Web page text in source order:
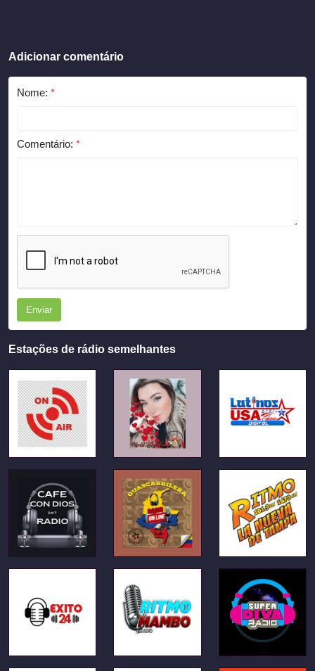
Adicionar comentário
Nome: *
Comentário: *
Enviar
Estações de rádio semelhantes